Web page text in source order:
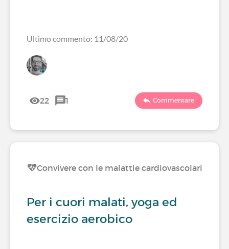
Ultimo commento: 11/08/20
22 1 Commentare
Convivere con le malattie cardiovascolari
Per i cuori malati, yoga ed
esercizio aerobico